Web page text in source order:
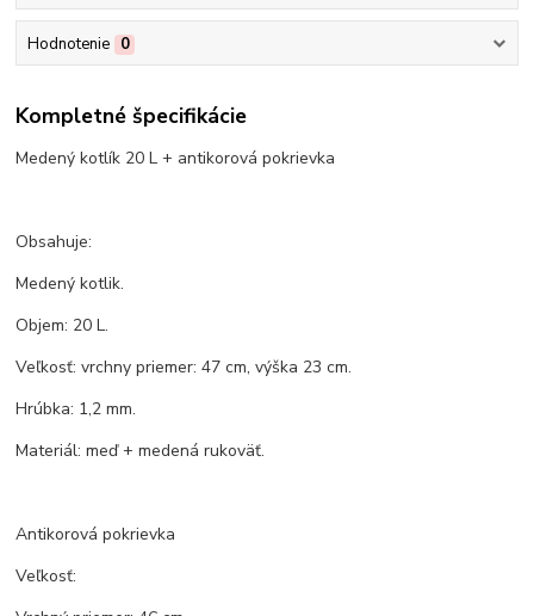
Hodnotenie 0
Kompletné špecifikácie
Medený kotlík 20 L + antikorová pokrievka
Obsahuje:
Medený kotlik.
Objem: 20 L.
Veľkosť: vrchny priemer: 47 cm, výška 23 cm.
Hrúbka: 1,2 mm.
Materiál: meď + medená rukoväť.
Antikorová pokrievka
Veľkosť: